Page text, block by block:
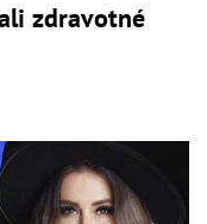
zdravotné